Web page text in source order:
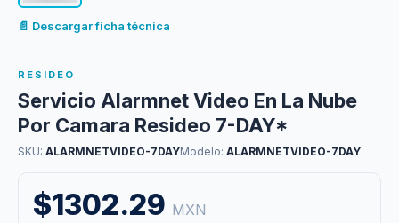
📄 Descargar ficha técnica
RESIDEO
Servicio Alarmnet Video En La Nube
Por Camara Resideo 7-DAY*
SKU: ALARMNETVIDEO-7DAYModelo: ALARMNETVIDEO-7DAY
$1302.29 MXN